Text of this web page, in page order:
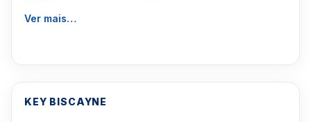
Ver mais…
KEY BISCAYNE